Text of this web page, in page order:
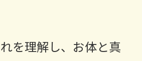
を理解し、お体と真